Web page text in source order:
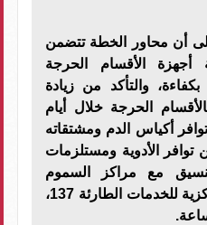
أن محاور الخطة تتضمن
أجهزة الأقسام الحرجة
والتأكد من زيادة
بالأقسام الحرجة خلال أيام
أكياس الدم ومشتقاته
توافر الأدوية ومستلزمات
مع مراكز السموم
بالمحافظات والغرفة المركزية للخدمات الطارئة 137،